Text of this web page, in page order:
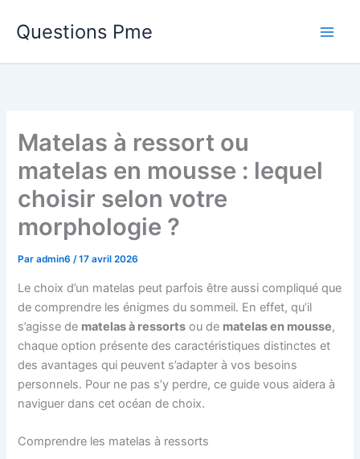
Questions Pme
Matelas à ressort ou
matelas en mousse : lequel
choisir selon votre
morphologie ?
Paradmin6/17 avril 2026
Le choix d’un matelas peut parfois être aussi compliqué que
de comprendre les énigmes du sommeil. En effet, qu’il
s’agisse de matelas à ressorts ou de matelas en mousse,
chaque option présente des caractéristiques distinctes et
des avantages qui peuvent s’adapter à vos besoins
personnels. Pour ne pas s’y perdre, ce guide vous aidera à
naviguer dans cet océan de choix.
Comprendre les matelas à ressorts